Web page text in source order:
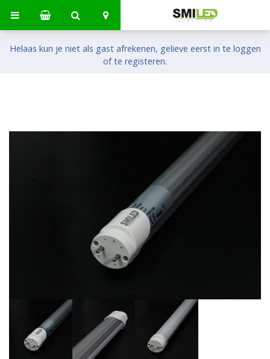
Helaas kun je niet als gast afrekenen, gelieve eerst in te loggen
of te registeren.